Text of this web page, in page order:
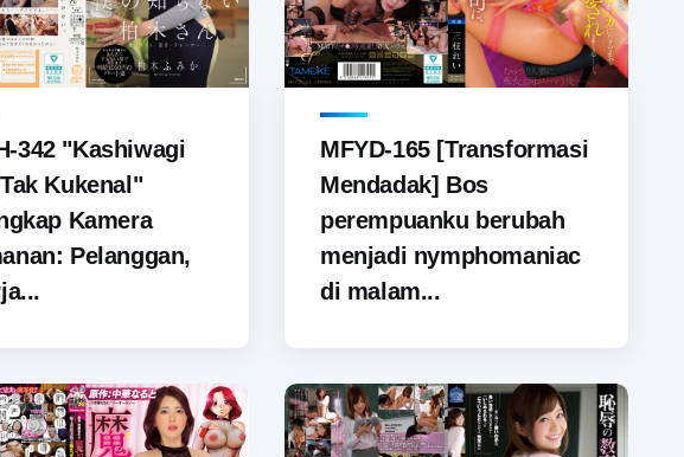
342 "Kashiwagi
Kukenal"
Kamera
Pelanggan,
MFYD-165 [Transformasi
Mendadak] Bos
perempuanku berubah
menjadi nymphomaniac
di malam...